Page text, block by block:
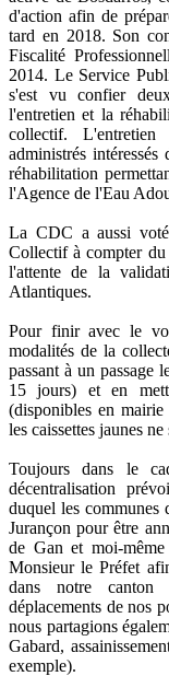
d'action afin de
tard en 2018. Son
Fiscalité
2014. Le Service
s'est vu confier
l'entretien et la
collectif.
administrés
réhabilitation
l'Agence de l'Eau
La CDC a aussi voté
Collectif à compter
l'attente de la
Atlantiques.
Pour finir avec le
modalités de la
passant à un passage
15 jours) et en
(disponibles en
les caissettes jaunes
Toujours dans le
décentralisation
duquel les communes
Jurançon pour être
de Gan et moi-
Monsieur le Préfet
dans notre canton
déplacements de nos
nous partagions
Gabard,
exemple).